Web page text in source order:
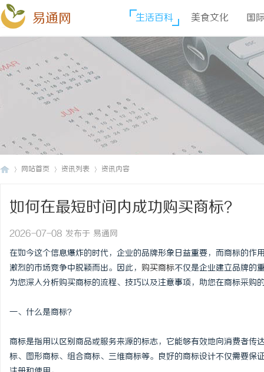
易通网 生活百科 美食文化 国
网站首页 资讯列表 资讯内容
如何在最短时间内成功购买商标？
2026-07-08 发布于 易通网
在如今这个信息爆炸的时代，企业的品牌形象日益重要，而商标的
激烈的市场竞争中脱颖而出。因此， 购买商标不仅是企业建立品牌的
为您深入分析购买商标的流程、技巧以及注意事项，助您在商标采购
一、什么是商标？
商标是指用以区别商品或服务来源的标志，它能够有效地向消费者
标、图形商标、组合商标、三维商标等。良好的商标设计不仅需要